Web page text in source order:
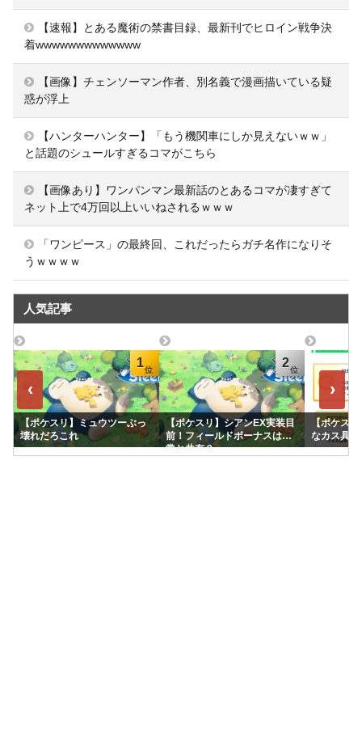
【速報】とある魔術の禁書目録、最新刊でヒロイン戦争決
着wwwwwwwwwwwww
【画像】チェンソーマン作者、別名義で漫画描いている疑
惑が浮上
【ハンターハンター】「もう機関車にしか見えないｗｗ」
と話題のシュールすぎるコマがこちら
【画像あり】ワンパンマン最新話のとあるコマが凄すぎて
ネット上で4万回以上いいねされるｗｗｗ
「ワンピース」の最終回、これだったらガチ名作になりそ
うｗｗｗｗ
人気記事
‹
1
【ポケスリ】ミュウツーぶっ
壊れだろこれ
2
【ポケスリ】シアンEX実装目
前！フィールドボーナスは通
常と共有？
【ポケス
なカス具合
›